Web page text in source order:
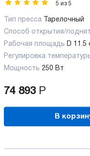
5 из 5
Тип пресса
Тарелочный
Способ открытия/
Рабочая площадь D 11.5
Регулировка
Мощность 250 Вт
74 893 Р
В